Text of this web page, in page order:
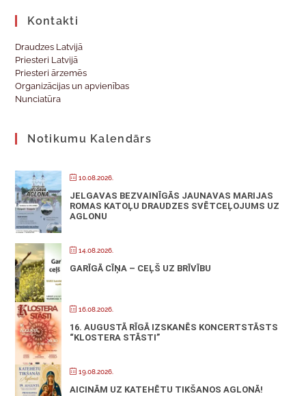
Kontakti
Draudzes Latvijā
Priesteri Latvijā
Priesteri ārzemēs
Organizācijas un apvienības
Nunciatūra
Notikumu Kalendārs
10.08.2026.
JELGAVAS BEZVAINĪGĀS JAUNAVAS MARIJAS
ROMAS KATOĻU DRAUDZES SVĒTCEĻOJUMS UZ
AGLONU
14.08.2026.
GARĪGĀ CĪŅA – CEĻŠ UZ BRĪVĪBU
16.08.2026.
16. AUGUSTĀ RĪGĀ IZSKANĒS KONCERTSTĀSTS
“KLOSTERA STĀSTI”
19.08.2026.
AICINĀM UZ KATEHĒTU TIKŠANOS AGLONĀ!